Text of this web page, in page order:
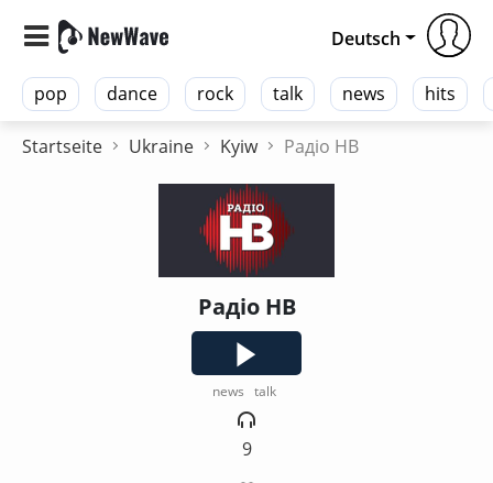
pop dance rock talk news hits
Deutsch
Startseite Ukraine Kyiw Радіо НВ
Радіо НВ
news talk
9